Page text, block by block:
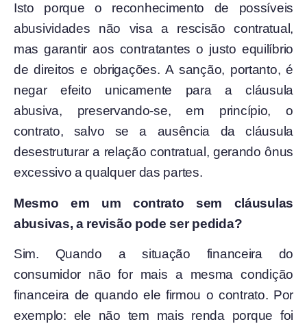
Isto porque o reconhecimento de possíveis
abusividades não visa a rescisão contratual,
mas garantir aos contratantes o justo equilíbrio
de direitos e obrigações. A sanção, portanto, é
negar efeito unicamente para a cláusula
abusiva, preservando-se, em princípio, o
contrato, salvo se a ausência da cláusula
desestruturar a relação contratual, gerando ônus
excessivo a qualquer das partes.
Mesmo em um contrato sem cláusulas
abusivas, a revisão pode ser pedida?
Sim. Quando a situação financeira do
consumidor não for mais a mesma condição
financeira de quando ele firmou o contrato. Por
exemplo: ele não tem mais renda porque foi